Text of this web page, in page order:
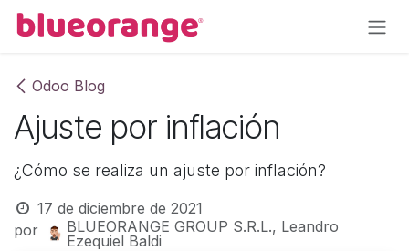
Ir al contenido
Odoo Blog
Ajuste por inflación
¿Cómo se realiza un ajuste por inflación?
17 de diciembre de 2021
por
BLUEORANGE GROUP S.R.L., Leandro
Ezequiel Baldi